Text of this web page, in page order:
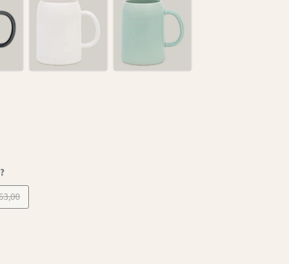
- € 63,00